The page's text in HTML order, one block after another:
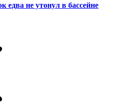
едва не утонул в бассейне